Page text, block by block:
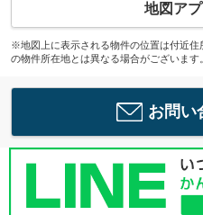
地図ア
※地図上に表示される物件の位置は付近
の物件所在地とは異なる場合がございます。
お問い